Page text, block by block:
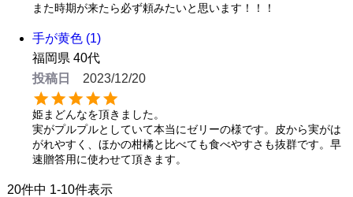
また時期が来たら必ず頼みたいと思います！！！
手が黄色 1
福岡県 40代
投稿日
2023/12/20
姫まどんなを頂きました。
実がプルプルとしていて本当にゼリーの様です。皮から実がは
がれやすく、ほかの柑橘と比べても食べやすさも抜群です。早
速贈答用に使わせて頂きます。
20件中 1-10件表示